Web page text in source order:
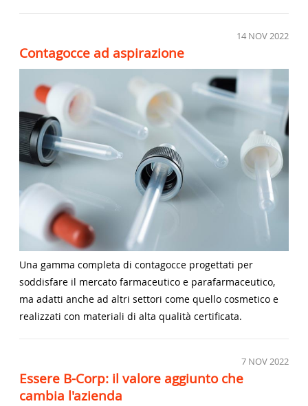
14 NOV 2022
Contagocce ad aspirazione
Una gamma completa di contagocce progettati per
soddisfare il mercato farmaceutico e parafarmaceutico,
ma adatti anche ad altri settori come quello cosmetico e
realizzati con materiali di alta qualità certificata.
7 NOV 2022
Essere B-Corp: il valore aggiunto che
cambia l'azienda